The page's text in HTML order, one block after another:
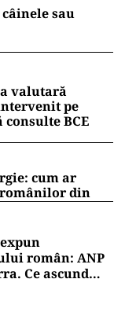
sau
valutară
pe
BCE
cum ar
din
român: ANP
Ce ascund